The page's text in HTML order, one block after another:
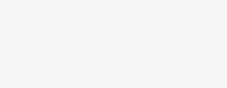
w pkt. 3, dane osobowe mogą być udostępniane innym
niezbędny do realizacji celu dla jakiego zostały
zgody osoby, której dane dotyczą przetwarzanie